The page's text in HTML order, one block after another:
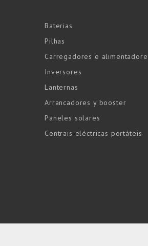
Baterias
Pilhas
Carregadores e
Inversores
Lanternas
Arrancadores y booster
Paneles solares
Centrais eléctricas portáteis